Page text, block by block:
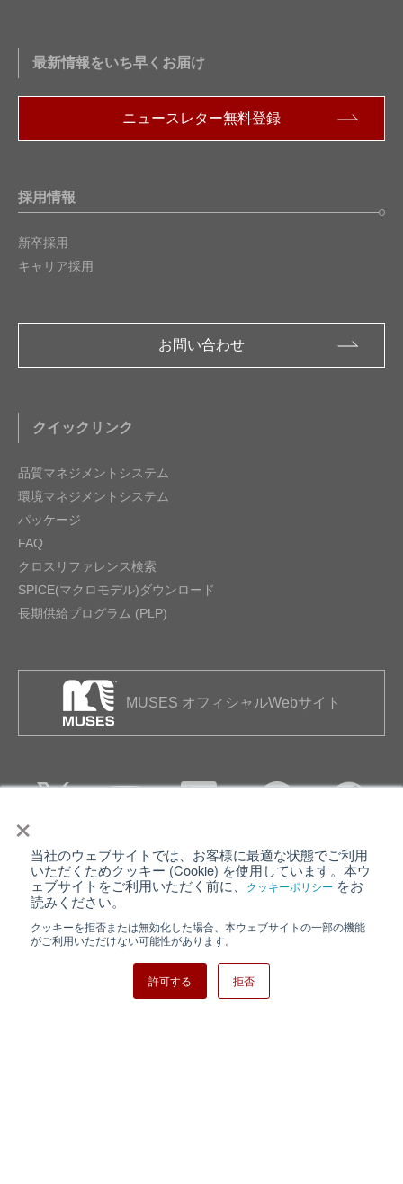
×
当社のウェブサイトでは、お客様に最適な状態でご利用
いただくためクッキー (Cookie) を使用しています。本ウ
ェブサイトをご利用いただく前に、
クッキーポリシー をお
読みください。
クッキーを拒否または無効化した場合、本ウェブサイトの一部の機能
がご利用いただけない可能性があります。
許可する 拒否
最新情報をいち早くお届け
ニュースレター無料登録
採用情報
新卒採用
キャリア採用
お問い合わせ
クイックリンク
品質マネジメントシステム
環境マネジメントシステム
パッケージ
FAQ
クロスリファレンス検索
SPICE(マクロモデル)ダウンロード
長期供給プログラム (PLP)
MUSES オフィシャルWebサイト
個人情報保護について ウェブサイト利用規約
クッキーポリシー
日清紡ホールディングス
Copyright ⓒ Nisshinbo Micro Devices Inc. All Rights Reserved.